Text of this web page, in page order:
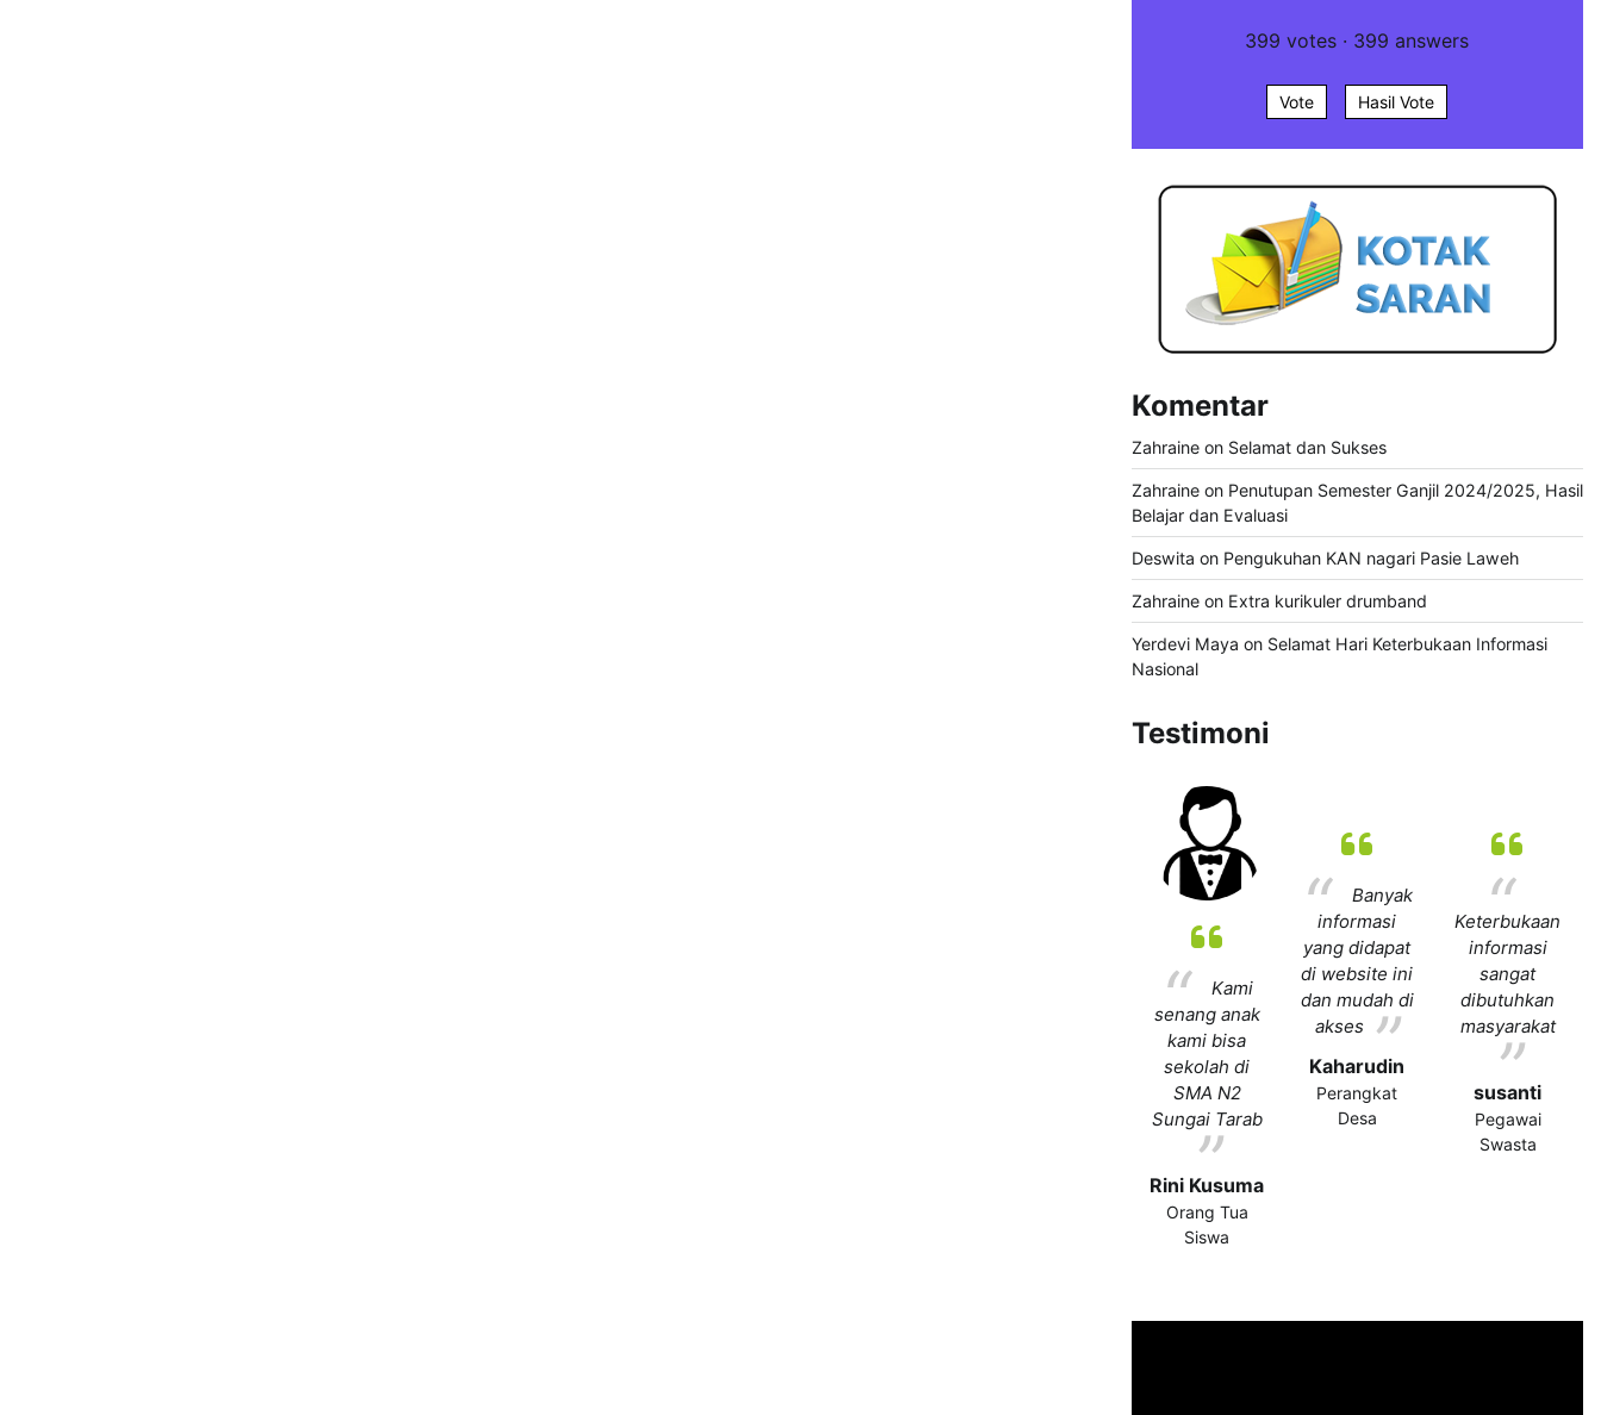
399 votes · 399 answers
Vote Hasil Vote
Komentar
Zahraineon Selamat dan Sukses
Zahraineon Penutupan Semester Ganjil 2024/2025, Hasil
Belajar dan Evaluasi
Deswita on Pengukuhan KAN nagari Pasie Laweh
Zahraineon Extra kurikuler drumband
Yerdevi Maya on Selamat Hari Keterbukaan Informasi
Nasional
Testimoni
Kami
senang anak
kami bisa
sekolah di
SMA N2
Sungai Tarab
Rini Kusuma
Orang Tua
Siswa
Banyak
informasi
yang didapat
di website ini
dan mudah di
akses
Kaharudin
Perangkat
Desa
Keterbukaan
informasi
sangat
dibutuhkan
masyarakat
susanti
Pegawai
Swasta